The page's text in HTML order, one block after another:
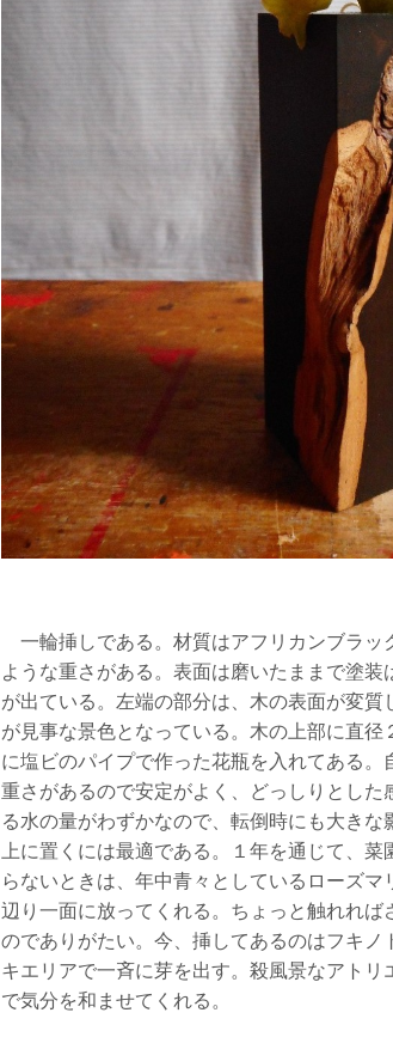
一輪挿しである。材質はアフリカンブラッ
ような重さがある。表面は磨いたままで塗
が出ている。左端の部分は、木の表面が変
が見事な景色となっている。木の上部に直
に塩ビのパイプで作った花瓶を入れてある。
重さがあるので安定がよく、どっしりとし
る水の量がわずかなので、転倒時にも大き
上に置くには最適である。１年を通じて、
らないときは、年中青々としているローズ
辺り一面に放ってくれる。ちょっと触れれ
のでありがたい。今、挿してあるのはフキ
キエリアで一斉に芽を出す。殺風景なアト
で気分を和ませてくれる。